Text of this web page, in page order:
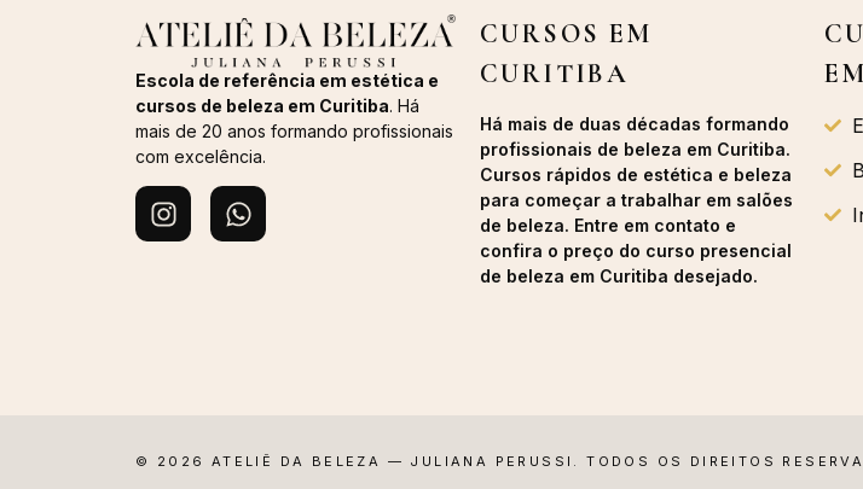
Escola de referência em estética e
cursos de beleza em Curitiba. Há
mais de 20 anos formando profissionais
com excelência.
CURSOS EM
CURITIBA
Há mais de duas décadas formando
profissionais de beleza em Curitiba.
Cursos rápidos de estética e beleza
para começar a trabalhar em salões
de beleza. Entre em contato e
confira o preço do curso presencial
de beleza em Curitiba desejado.
© 2026 ATELIÊ DA BELEZA — JULIANA PERUSSI. TODOS OS DIREITOS